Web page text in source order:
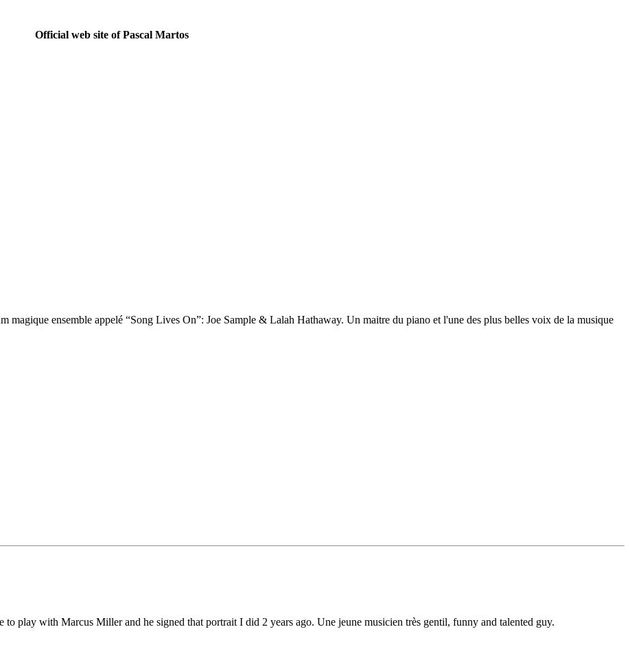
Official web site of Pascal Martos
magique ensemble appelé “Song Lives On”: Joe Sample & Lalah Hathaway. Un maitre du piano et l'une des plus belles voix de la musique
play with Marcus Miller and he signed that portrait I did 2 years ago. Une jeune musicien très gentil, funny and talented guy.